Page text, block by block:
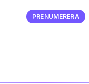
PRENUMERERA